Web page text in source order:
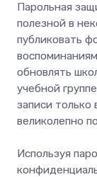
Парольная
полезной в
публиковать
обновлять
учебной
записи только
великолепно
Используя